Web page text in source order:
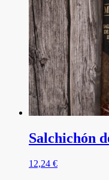
Salchichón
12,24 €